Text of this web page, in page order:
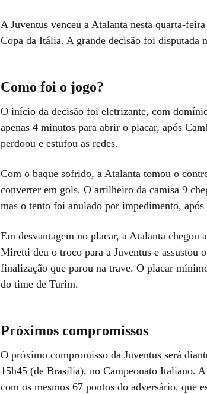
A Juventus venceu a Atalanta nesta quarta-
Copa da Itália. A grande decisão foi disputada
Como foi o jogo?
O início da decisão foi eletrizante, com
apenas 4 minutos para abrir o placar, após
perdoou e estufou as redes.
Com o baque sofrido, a Atalanta tomou o
converter em gols. O artilheiro da camisa 9
mas o tento foi anulado por impedimento,
Em desvantagem no placar, a Atalanta chegou
Miretti deu o troco para a Juventus e assustou
finalização que parou na trave. O placar
do time de Turim.
Próximos compromissos
O próximo compromisso da Juventus será
15h45 (de Brasília), no Campeonato Italiano.
com os mesmos 67 pontos do adversário, que